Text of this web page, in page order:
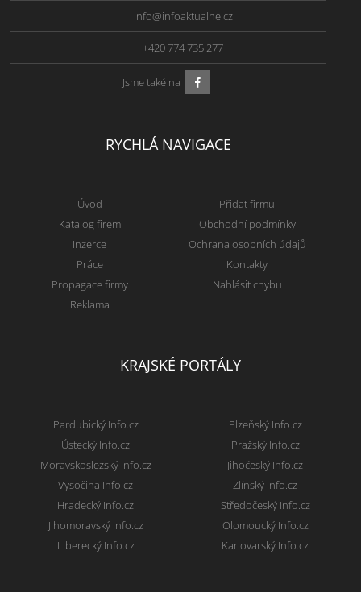
info@infoaktualne.cz
+420 774 735 277
Jsme také na
RYCHLÁ NAVIGACE
Úvod
Katalog firem
Inzerce
Práce
Propagace firmy
Reklama
Přidat firmu
Obchodní podmínky
Ochrana osobních údajů
Kontakty
Nahlásit chybu
KRAJSKÉ PORTÁLY
Pardubický Info.cz
Ústecký Info.cz
Moravskoslezský Info.cz
Vysočina Info.cz
Hradecký Info.cz
Jihomoravský Info.cz
Liberecký Info.cz
Plzeňský Info.cz
Pražský Info.cz
Jihočeský Info.cz
Zlínský Info.cz
Středočeský Info.cz
Olomoucký Info.cz
Karlovarský Info.cz